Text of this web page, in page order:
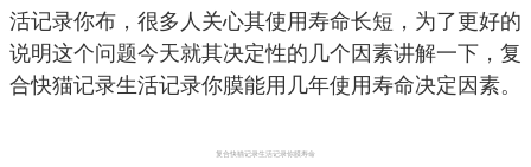
活记录你布，很多人关心其使用寿命长短，为了更好的
说明这个问题今天就其决定性的几个因素讲解一下，复
合快猫记录生活记录你膜能用几年使用寿命决定因素。
复合快猫记录生活记录你膜寿命